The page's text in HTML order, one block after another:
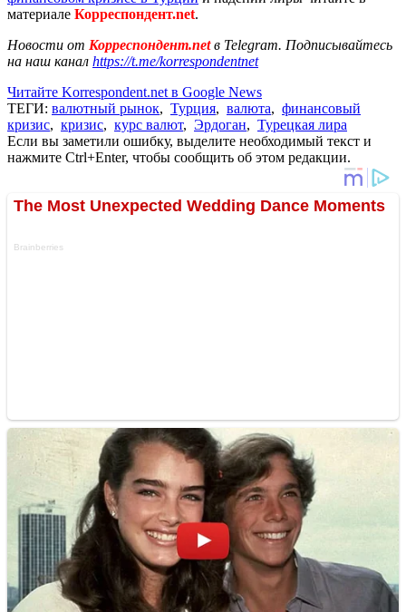
материале Корреспондент.net.
Новости от Корреспондент.netв Telegram. Подписывайтесь
на наш канал https://t.me/korrespondentnet
Читайте Korrespondent.net в Google News
ТЕГИ: валютный рынок, Турция, валюта, финансовый
кризис, кризис, курс валют, Эрдоган, Турецкая лира
Если вы заметили ошибку, выделите необходимый текст и
нажмите Ctrl+Enter, чтобы сообщить об этом редакции.